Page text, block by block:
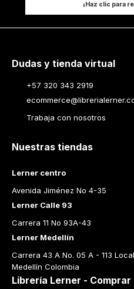
¡Haz clic para
Dudas y tienda virtual
+57 320 343 2919
Trabaja con nosotros
Nuestras tiendas
Lerner centro
Avenida Jiménez No 4-35
Lerner Calle 93
Carrera 11 No 93A-43
Lerner Medellín
Carrera 43 A No. 05 A - 113
Medellín Colombia
Librería Lerner - Comprar